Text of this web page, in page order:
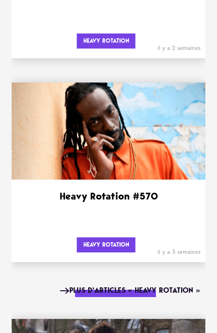
HEAVY ROTATION
il y a 2 semaines
Heavy Rotation #570
HEAVY ROTATION
il y a 3 semaines
PLUS D'ARTICLES « HEAVY ROTATION »